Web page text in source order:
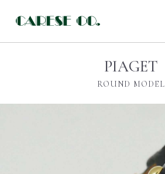
PIAGET
ROUND MODEL